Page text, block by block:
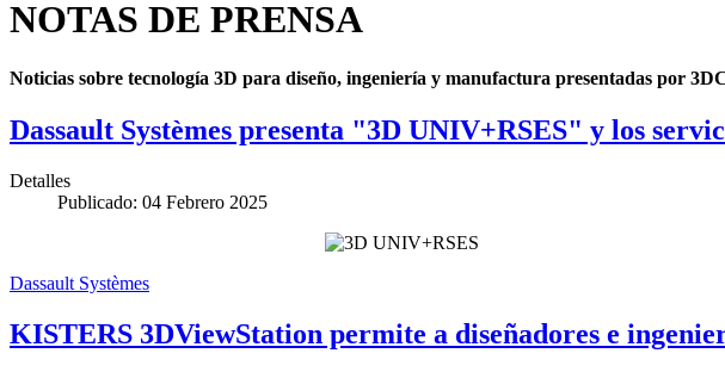
NOTAS DE PRENSA
Noticias sobre tecnología 3D para diseño, ingeniería y manufactura presentadas por
Dassault Systèmes presenta "3D UNIV+RSES" y los
Detalles
Publicado: 04 Febrero 2025
Dassault Systèmes
KISTERS 3DViewStation permite a diseñadores e